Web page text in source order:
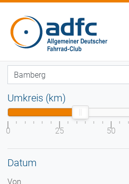
Umkreis (km)
0 25 50
Datum
Von